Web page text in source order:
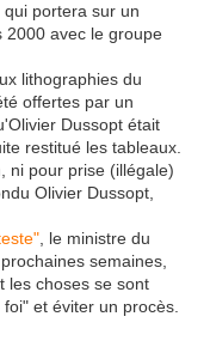
portera sur un
2000 avec le groupe
lithographies du
offertes par un
Dussopt était
restitué les tableaux.
ni pour prise (illégale)
Olivier Dussopt,
, le ministre du
semaines,
les choses se sont
et éviter un procès.